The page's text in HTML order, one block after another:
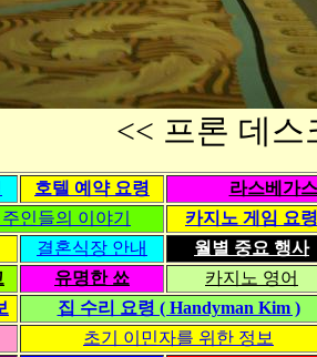
<< 프론 데스
호텔 예약 요령
라스베가
인들의 이야기
카지노 게임 요령
결혼식장 안내
월별 중요 행사
유명한 쑈
카지노 영어
집 수리 요령 ( Handyman Kim )
초기 이민자를 위한 정보